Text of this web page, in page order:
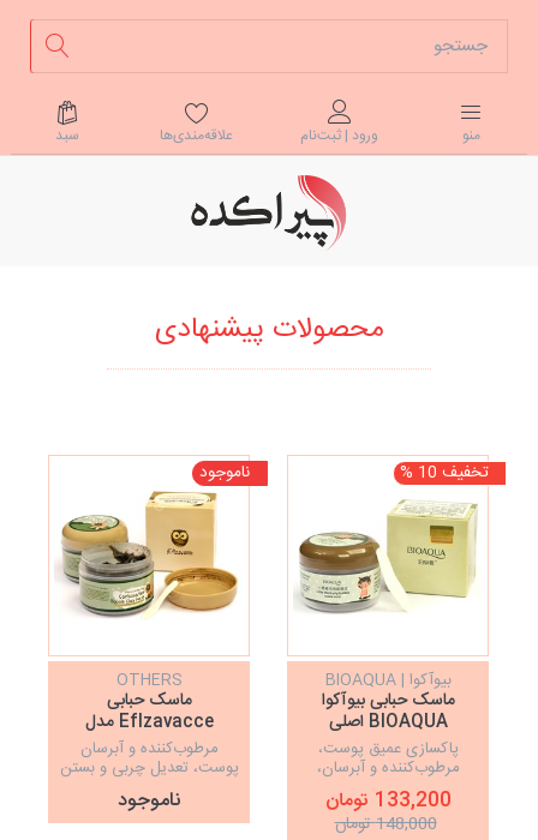
منو ورود | ثبت‌نام علاقه‌مندی‌ها سبد
محصولات پیشنهادی
تخفیف 10 %
بیوآکوا | BIOAQUA
ماسک حبابی بیوآکوا
BIOAQUA اصلی
پاکسازی عمیق پوست،
مرطوب‌کننده و آبرسان،
جوان‌سازی و بستن منافذ باز
پوست
133,200 تومان
148,000 تومان
ناموجود
OTHERS
ماسک حبابی
Eflzavacce مدل
Carbonated Bubble
Clay Mask
مرطوب‌کننده و آبرسان
پوست، تعدیل چربی و بستن
منافذ باز پوست
ناموجود